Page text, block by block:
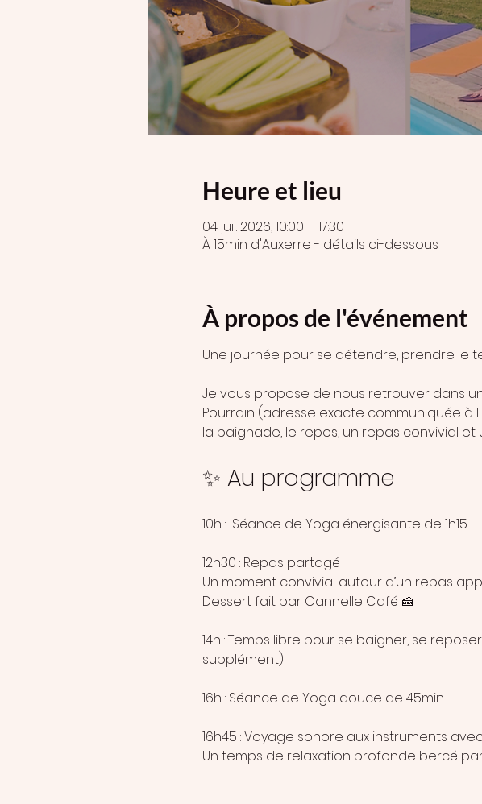
Heure et lieu
04 juil. 2026, 10:00 – 17:30
À 15min d'Auxerre - détails ci-dessous
À propos de l'événement
Une journée pour se détendre, prendre le
Je vous propose de nous retrouver dans
Pourrain (adresse exacte communiquée à
la baignade, le repos, un repas convivial et
✨ Au programme
10h :  Séance de Yoga énergisante de 1h15
12h30 : Repas partagé
Un moment convivial autour d’un repas
Dessert fait par Cannelle Café 🍰
14h : Temps libre pour se baigner, se
supplément)
16h : Séance de Yoga douce de 45min
16h45 : Voyage sonore aux instruments
Un temps de relaxation profonde bercé